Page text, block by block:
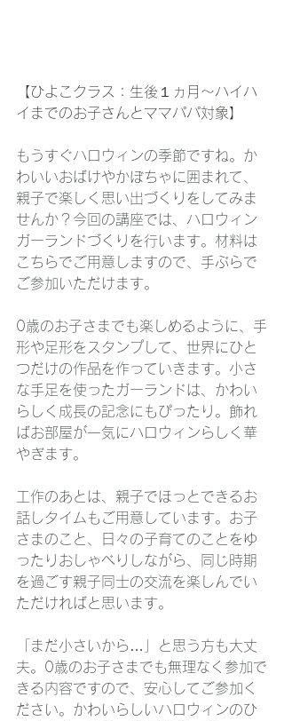
【ひよこクラス：生後１ヵ月～ハイハ
イまでのお子さんとママパパ対象】
もうすぐハロウィンの季節ですね。か
わいいおばけやかぼちゃに囲まれて、
親子で楽しく思い出づくりをしてみま
せんか？今回の講座では、ハロウィン
ガーランドづくりを行います。材料は
こちらでご用意しますので、手ぶらで
ご参加いただけます。
0歳のお子さまでも楽しめるように、手
形や足形をスタンプして、世界にひと
つだけの作品を作っていきます。小さ
な手足を使ったガーランドは、かわい
らしく成長の記念にもぴったり。飾れ
ばお部屋が一気にハロウィンらしく華
やぎます。
工作のあとは、親子でほっとできるお
話しタイムもご用意しています。お子
さまのこと、日々の子育てのことをゆ
ったりおしゃべりしながら、同じ時期
を過ごす親子同士の交流を楽しんでい
ただければと思います。
「まだ小さいから…」と思う方も大丈
夫。0歳のお子さまでも無理なく参加で
きる内容ですので、安心してご参加く
ださい。かわいらしいハロウィンのひ